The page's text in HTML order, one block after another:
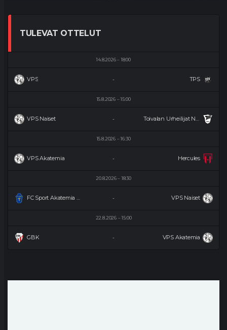
TULEVAT OTTELUT
14.8.2026 18:00
VPS TPS
-
15.8.2026 15:00
VPS Naiset Toivalan Urheilijat Naiset
-
15.8.2026 16:30
VPS Akatemia Hercules
-
20.8.2026 18:30
FC Sport Akatemia Naiset VPS Naiset
-
22.8.2026 15:00
GBK VPS Akatemia
-